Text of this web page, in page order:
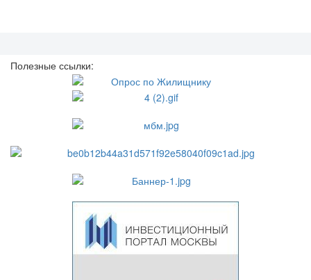
Полезные ссылки: